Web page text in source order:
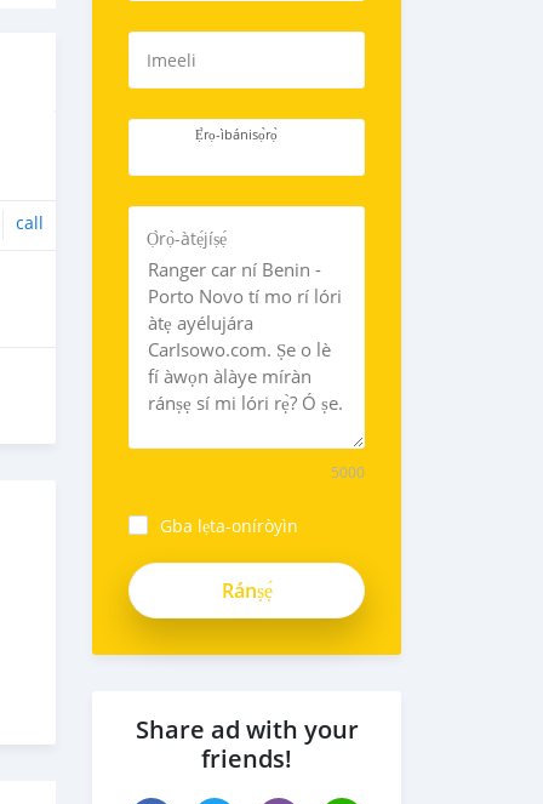
call
Imeeli
Ẹ̀rọ-ìbánisọ̀rọ̀
Ọ̀rọ̀-àtẹ́jíṣẹ́
5000
Gba lẹta-oníròyìn
ZAPocX8JbBy76BS67-
ps
Share ad with your
friends!